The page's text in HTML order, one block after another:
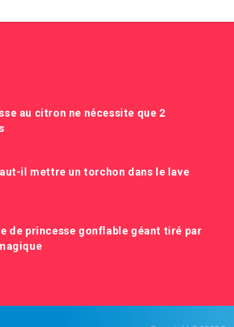
au citron ne nécessite que 2
il mettre un torchon dans le lave
de princesse gonflable géant tiré par